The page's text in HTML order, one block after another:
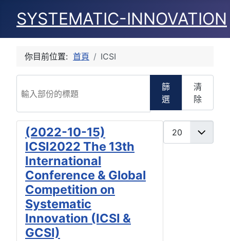
SYSTEMATIC-INNOVATION
你目前位置: 首頁 ICSI
篩
選
清
除
(2022-10-15)
ICSI2022 The 13th
International
Conference & Global
Competition on
Systematic
Innovation (ICSI &
GCSI)